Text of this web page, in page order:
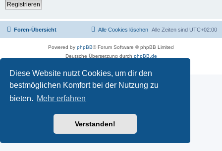
Diese Website nutzt Cookies, um dir den
bestmöglichen Komfort bei der Nutzung zu
bieten. Mehr erfahren
Verstanden!
Registrieren
Foren-Übersicht Alle Zeiten sind UTC+02:00
Alle Cookies löschen
Powered by phpBB® Forum Software © phpBB Limited
Deutsche Übersetzung durch phpBB.de